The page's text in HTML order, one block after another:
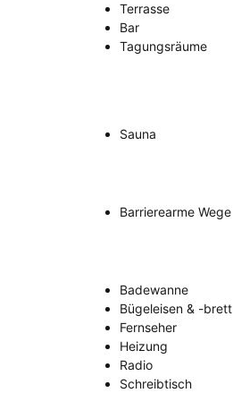
Terrasse
Bar
Tagungsräume
Sauna
Barrierearme Wege
Badewanne
Bügeleisen & -brett
Fernseher
Heizung
Radio
Schreibtisch